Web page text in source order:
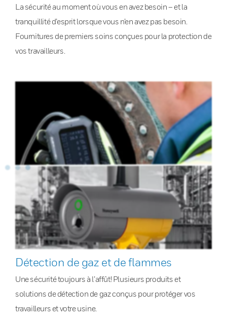
La sécurité au moment où vous en avez besoin – et la
tranquillité d’esprit lorsque vous n’en avez pas besoin.
Fournitures de premiers soins conçues pour la protection de
vos travailleurs.
Détection de gaz et de flammes
Une sécurité toujours à l’affût! Plusieurs produits et
solutions de détection de gaz conçus pour protéger vos
travailleurs et votre usine.